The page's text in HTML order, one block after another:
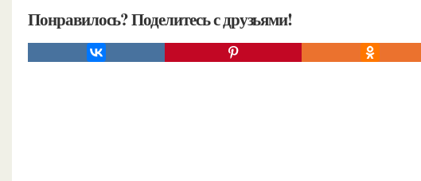
Понравилось? Поделитесь с друзьями!